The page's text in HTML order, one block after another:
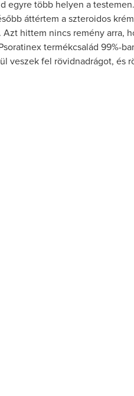
Kondicionáló
A készítmény
vékony olajréteget képez a
azt zsírozza, ezáltal
bőr
egyre több helyen a
áttértem a szteroidos
Azt hittem nincs remény arra,
termékcsalád 99%-
veszek fel rövidnadrágot, és